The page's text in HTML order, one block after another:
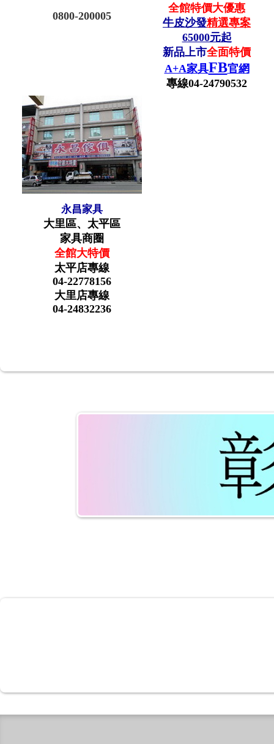
0800-200005
全館特價大優惠
牛皮沙發精選專案
65000元起
新品上市全面特價
A+A家具FB官網
專線04-24790532
永昌家具
大里區、太平區
家具商圈
全館大特價
太平店專線
04-22778156
大里店專線
04-24832236